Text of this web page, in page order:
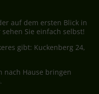
auf dem ersten Blick in
Sie einfach selbst!
gibt: Kuckenberg 24,
nach Hause bringen